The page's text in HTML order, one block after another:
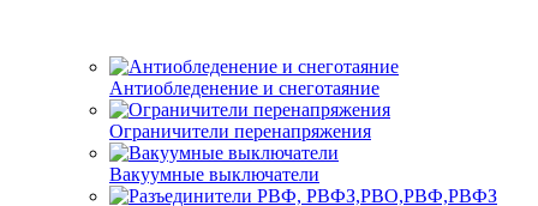
Антиобледенение и снеготаяние
Ограничители перенапряжения
Вакуумные выключатели